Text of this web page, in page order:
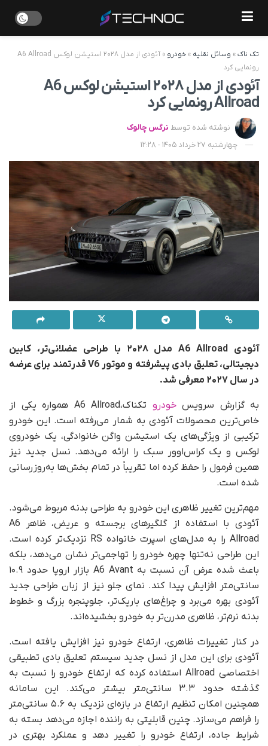
تک ناک» وسائل نقلیه » خودرو »
آئودی از مدل ۲۰۲۸ استیشن لوکس A6 Allroad
رونمایی کرد
آئودی از مدل ۲۰۲۸ استیشن لوکس A6
Allroad رونمایی کرد
نوشته شده توسط نرگس چالوک
چهارشنبه 27 خرداد 1405 - 12:28
آئودی A6 Allroad مدل ۲۰۲۸ با طراحی عضلانی‌تر، کابین
دیجیتالی، تعلیق بادی پیشرفته و موتور V6 قدرتمند برای عرضه
در سال ۲۰۲۷ معرفی شد.
به گزارش سرویسخودرو
تکناک،A6 Allroad همواره یکی از
خاص‌ترین محصولات آئودی به شمار می‌رفته است. این خودرو
ترکیبی از ویژگی‌های یک استیشن واگن خانوادگی، یک خودروی
لوکس و یک کراس‌اوور سبک را ارائه می‌دهد. نسل جدید نیز
همین فرمول را حفظ کرده اما تقریباً در تمام بخش‌ها به‌روزرسانی
شده است.
مهم‌ترین تغییر ظاهری این خودرو به طراحی بدنه مربوط می‌شود.
آئودی با استفاده از گلگیرهای برجسته و عریض، ظاهر A6
Allroad را به مدل‌های اسپرت خانواده RS نزدیک‌تر کرده است.
این طراحی نه‌تنها چهره خودرو را تهاجمی‌تر نشان می‌دهد، بلکه
باعث شده عرض آن نسبت به A6 Avant بازار اروپا حدود ۱۰.۹
سانتی‌متر افزایش پیدا کند. نمای جلو نیز از زبان طراحی جدید
آئودی بهره می‌برد و چراغ‌های باریک‌تر، جلوپنجره بزرگ و خطوط
بدنه نرم‌تر، ظاهری مدرن‌تر به خودرو بخشیده‌اند.
در کنار تغییرات ظاهری، ارتفاع خودرو نیز افزایش یافته است.
آئودی برای این مدل از نسل جدید سیستم تعلیق بادی تطبیقی
اختصاصی Allroad استفاده کرده که ارتفاع خودرو را نسبت به
گذشته حدود ۳.۳ سانتی‌متر بیشتر می‌کند. این سامانه
همچنین امکان تنظیم ارتفاع در بازه‌ای نزدیک به ۵.۶ سانتی‌متر
را فراهم می‌سازد. چنین قابلیتی به راننده اجازه می‌دهد بسته به
شرایط جاده، ارتفاع خودرو را تغییر دهد و عملکرد بهتری در